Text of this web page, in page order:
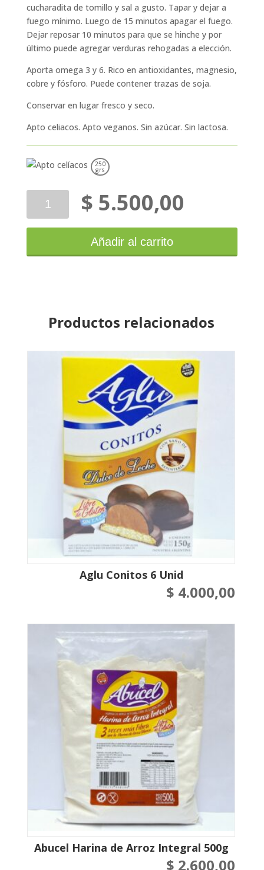
cucharadita de tomillo y sal a gusto. Tapar y dejar a
fuego mínimo. Luego de 15 minutos apagar el fuego.
Dejar reposar 10 minutos para que se hinche y por
último puede agregar verduras rehogadas a elección.
Aporta omega 3 y 6. Rico en antioxidantes, magnesio,
cobre y fósforo. Puede contener trazas de soja.
Conservar en lugar fresco y seco.
Apto celiacos. Apto veganos. Sin azúcar. Sin lactosa.
250
grs
$ 5.500,00
Añadir al carrito
Productos relacionados
Aglu Conitos 6 Unid
$ 4.000,00
Abucel Harina de Arroz Integral 500g
$ 2.600,00